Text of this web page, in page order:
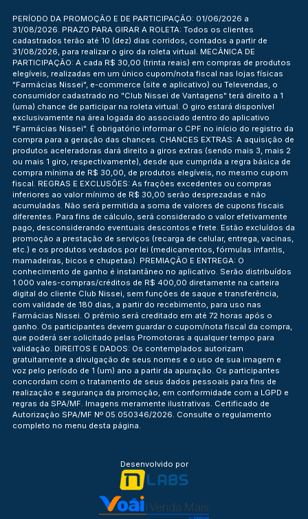
PERÍODO DA PROMOÇÃO E DE PARTICIPAÇÃO: 01/06/2026 a
31/08/2026. PRAZO PARA GIRAR A ROLETA: Todos os clientes
cadastrados terão até 10 (dez) dias corridos, contados a partir de
31/08/2026, para realizar o giro da roleta virtual. MECÂNICA DE
PARTICIPAÇÃO: A cada R$ 30,00 (trinta reais) em compras de produtos
elegíveis, realizadas em um único cupom/nota fiscal nas lojas físicas
"Farmácias Nissei", e-commerce (site e aplicativo) ou Televendas, o
consumidor cadastrado no "Club Nissei de Vantagens" terá direito a 1
(uma) chance de participar na roleta virtual. O giro estará disponível
exclusivamente na área logada do associado dentro do aplicativo
"Farmácias Nissei". É obrigatório informar o CPF no início do registro da
compra para a geração das chances. CHANCES EXTRAS: A aquisição de
produtos aceleradoras dará direito a giros extras (sendo mais 3, mais 2
ou mais 1 giro, respectivamente), desde que cumprida a regra básica de
compra mínima de R$ 30,00, de produtos elegíveis, no mesmo cupom
fiscal. REGRAS E EXCLUSÕES: As frações excedentes ou compras
inferiores ao valor mínimo de R$ 30,00 serão desprezadas e não
acumuladas. Não será permitida a soma de valores de cupons fiscais
diferentes. Para fins de cálculo, será considerado o valor efetivamente
pago, desconsiderando eventuais descontos e frete. Estão excluídos da
promoção a prestação de serviços (recarga de celular, entrega, vacinas,
etc.) e os produtos vedados por lei (medicamentos, fórmulas infantis,
mamadeiras, bicos e chupetas). PREMIAÇÃO E ENTREGA: O
conhecimento de ganho é instantâneo no aplicativo. Serão distribuídos
1.000 vales-compras/créditos de R$ 400,00 diretamente na carteira
digital do cliente Club Nissei, sem funções de saque e transferência,
com validade de 180 dias, a partir do recebimento, para uso nas
Farmácias Nissei. O prêmio será creditado em até 72 horas após o
ganho. Os participantes devem guardar o cupom/nota fiscal da compra,
que poderá ser solicitado pelas Promotoras a qualquer tempo para
validação. DIREITOS E DADOS: Os contemplados autorizam
gratuitamente a divulgação de seus nomes e o uso de sua imagem e
voz pelo período de 1 (um) ano a partir da apuração. Os participantes
concordam com o tratamento de seus dados pessoais para fins de
realização e segurança da promoção, em conformidade com a LGPD e
regras da SPA/MF. Imagens meramente ilustrativas. Certificado de
Autorização SPA/MF Nº 05.050346/2026. Consulte o regulamento
completo no menu desta página.
Desenvolvido por